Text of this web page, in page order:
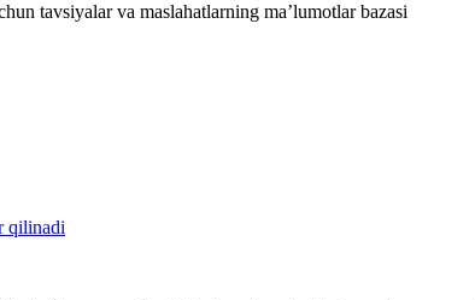
tavsiyalar va maslahatlarning ma’lumotlar bazasi
qilinadi